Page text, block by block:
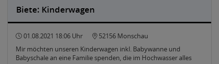
Biete: Kinderwagen
01.08.2021 18:06 Uhr
52156 Monschau
Mir möchten unseren Kinderwagen inkl. Babywanne und
Babyschale an eine Familie spenden, die im Hochwasser alles